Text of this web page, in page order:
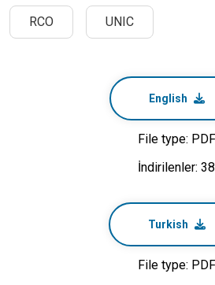
RCO UNIC
English
File type: PDF
İndirilenler: 38
Turkish
File type: PDF